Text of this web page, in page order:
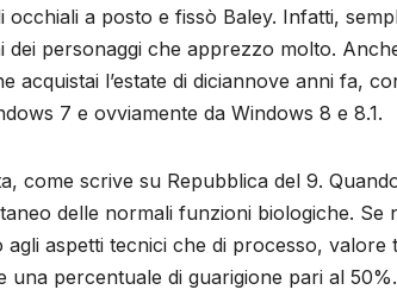
a posto e fissò Baley. Infatti,
personaggi che apprezzo molto.
acquistai l’estate di diciannove anni fa,
7 e ovviamente da Windows 8 e 8.1.
come scrive su Repubblica del 9.
delle normali funzioni biologiche. Se
aspetti tecnici che di processo,
una percentuale di guarigione pari al